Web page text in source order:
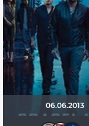
06.06.2013